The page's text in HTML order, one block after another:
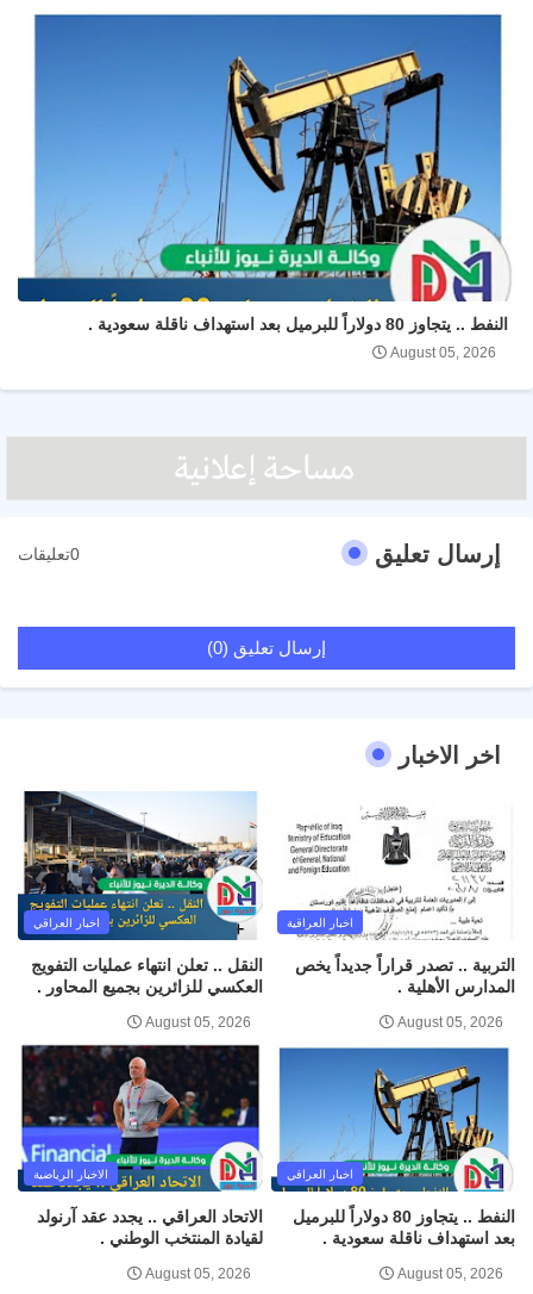
النفط .. يتجاوز 80 دولاراً للبرميل بعد استهداف ناقلة سعودية .
August 05, 2026
إرسال تعليق 0تعليقات
إرسال تعليق (0)
اخر الاخبار
اخبار العراقية
التربية .. تصدر قراراً جديداً يخص
المدارس الأهلية .
August 05, 2026
اخبار العراقي
النقل .. تعلن انتهاء عمليات التفويج
العكسي للزائرين بجميع المحاور .
August 05, 2026
اخبار العراقي
النفط .. يتجاوز 80 دولاراً للبرميل
بعد استهداف ناقلة سعودية .
August 05, 2026
الاخبار الرياضية
الاتحاد العراقي .. يجدد عقد آرنولد
لقيادة المنتخب الوطني .
August 05, 2026